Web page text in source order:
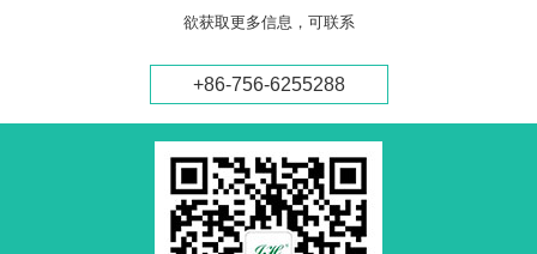
欲获取更多信息，可联系
+86-756-6255288